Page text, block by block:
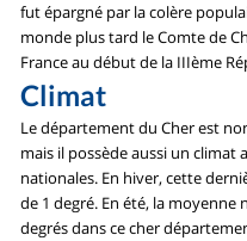
fut épargné par la colère
monde plus tard le Comte de
France au début de la IIIème
Climat
Le département du Cher est
mais il possède aussi un
nationales. En hiver, cette
de 1 degré. En été, la moyenne
degrés dans ce cher